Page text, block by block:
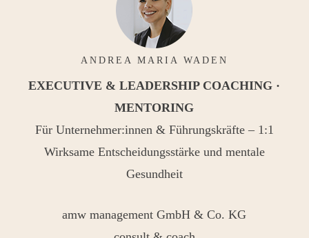
ANDREA MARIA WADEN
EXECUTIVE & LEADERSHIP COACHING ·
MENTORING
Für Unternehmer:innen & Führungskräfte – 1:1
Wirksame Entscheidungsstärke und mentale
Gesundheit
amw management GmbH & Co. KG